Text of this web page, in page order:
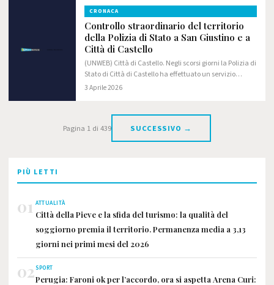
CRONACA
Controllo straordinario del territorio
della Polizia di Stato a San Giustino e a
Città di Castello
(UNWEB) Città di Castello. Negli scorsi giorni la Polizia di
Stato di Città di Castello ha effettuato un servizio
straordinario di controllo del territorio con il contributo
3 Aprile 2026
Pagina 1 di 439 SUCCESSIVO →
PIÙ LETTI
01 ATTUALITÀ
Città della Pieve e la sfida del turismo: la qualità del
soggiorno premia il territorio. Permanenza media a 3,13
giorni nei primi mesi del 2026
02SPORT
Perugia: Faroni ok per l’accordo, ora si aspetta Arena Curi: